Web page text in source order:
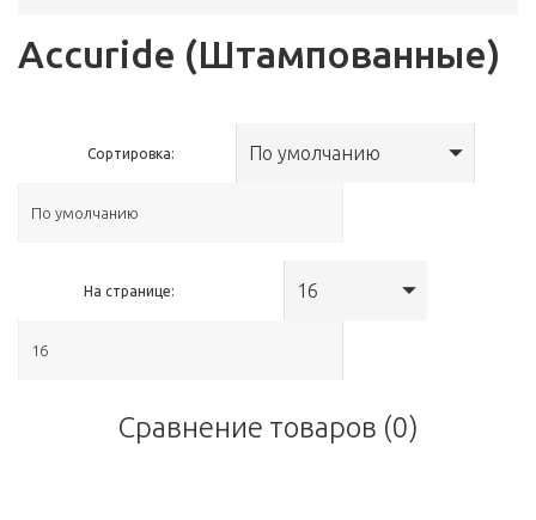
Accuride (Штампованные)
Сортировка: По умолчанию
На странице: 16
Сравнение товаров (0)